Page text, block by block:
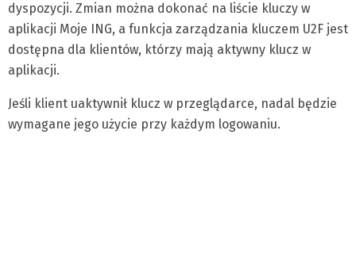
dyspozycji. Zmian można dokonać na liście kluczy w
aplikacji Moje ING, a funkcja zarządzania kluczem U2F jest
dostępna dla klientów, którzy mają aktywny klucz w
aplikacji.
Jeśli klient uaktywnił klucz w przeglądarce, nadal będzie
wymagane jego użycie przy każdym logowaniu.